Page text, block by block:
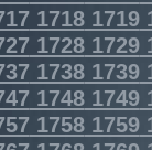
17181719
17281729
17381739
17481749
17581759